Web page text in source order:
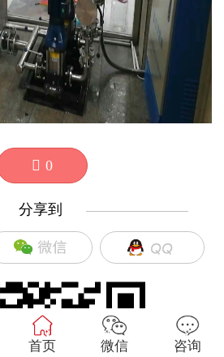
0
分享到 —————————
首页 微信 咨询